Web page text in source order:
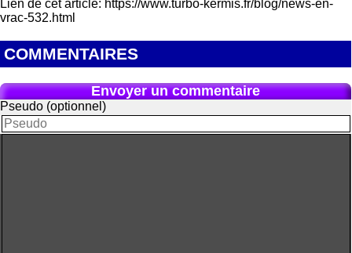
Lien de cet article: https://www.turbo-kermis.fr/blog/news-en-
vrac-532.html
COMMENTAIRES
Envoyer un commentaire
Pseudo (optionnel)